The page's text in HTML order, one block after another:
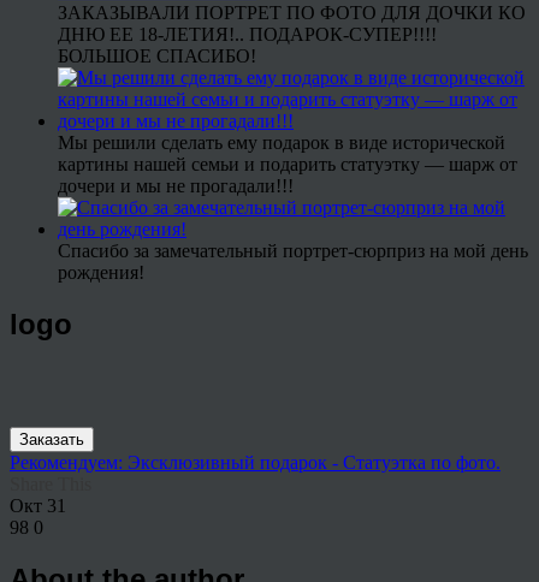
ЗАКАЗЫВАЛИ ПОРТРЕТ ПО ФОТО ДЛЯ ДОЧКИ КО
ДНЮ ЕЕ 18-ЛЕТИЯ!.. ПОДАРОК-СУПЕР!!!!
БОЛЬШОЕ СПАСИБО!
Мы решили сделать ему подарок в виде исторической
картины нашей семьи и подарить статуэтку — шарж от
дочери и мы не прогадали!!!
Спасибо за замечательный портрет-сюрприз на мой день
рождения!
logo
Заказать
Рекомендуем: Эксклюзивный подарок - Статуэтка по фото.
Окт 31
98 0